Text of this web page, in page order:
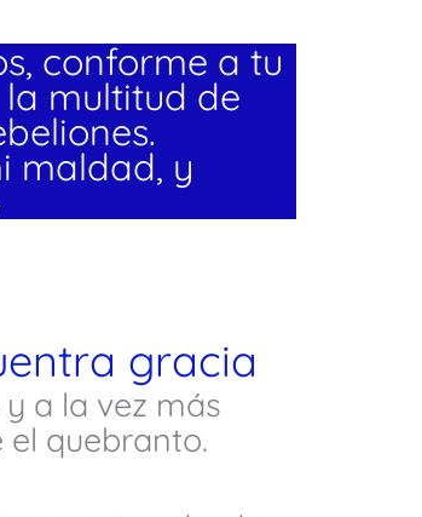
conforme a tu
multitud de
maldad, y
gracia
a la vez más
el quebranto.